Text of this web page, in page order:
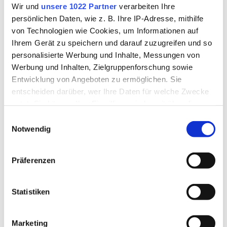
Wir und unsere 1022 Partner verarbeiten Ihre
persönlichen Daten, wie z. B. Ihre IP-Adresse, mithilfe
von Technologien wie Cookies, um Informationen auf
Ihrem Gerät zu speichern und darauf zuzugreifen und so
personalisierte Werbung und Inhalte, Messungen von
Werbung und Inhalten, Zielgruppenforschung sowie
Entwicklung von Angeboten zu ermöglichen. Sie
entscheiden darüber, wer Ihre Daten für welche Zwecke
Trigger Symbol ändern oder widerrufen
Informationen über Ihre geografische Lage erfassen,
Ihr Gerät durch aktives Scannen nach bestimmten
Erfahren Sie mehr darüber, wie Ihre persönlichen Daten
Notwendig
Präferenzen
Statistiken
Marketing
Podcast und Videos zu Erneuerbaren Energien
Für Kinder und Jugendliche von der Bayerischen
Staatsregierung bereitgestellte Online-Zeitschriften
Ausmalbild zu den Bayerischen Energietagen 2026